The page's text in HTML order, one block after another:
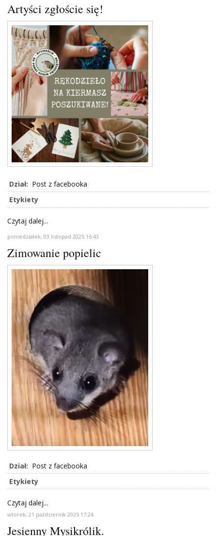
Artyści zgłoście się!
Dział: Post z facebooka
Etykiety
Czytaj dalej...
poniedziałek, 03 listopad 2025 16:43
Zimowanie popielic
Dział: Post z facebooka
Etykiety
Czytaj dalej...
wtorek, 21 październik 2025 17:24
Jesienny Mysikrólik.